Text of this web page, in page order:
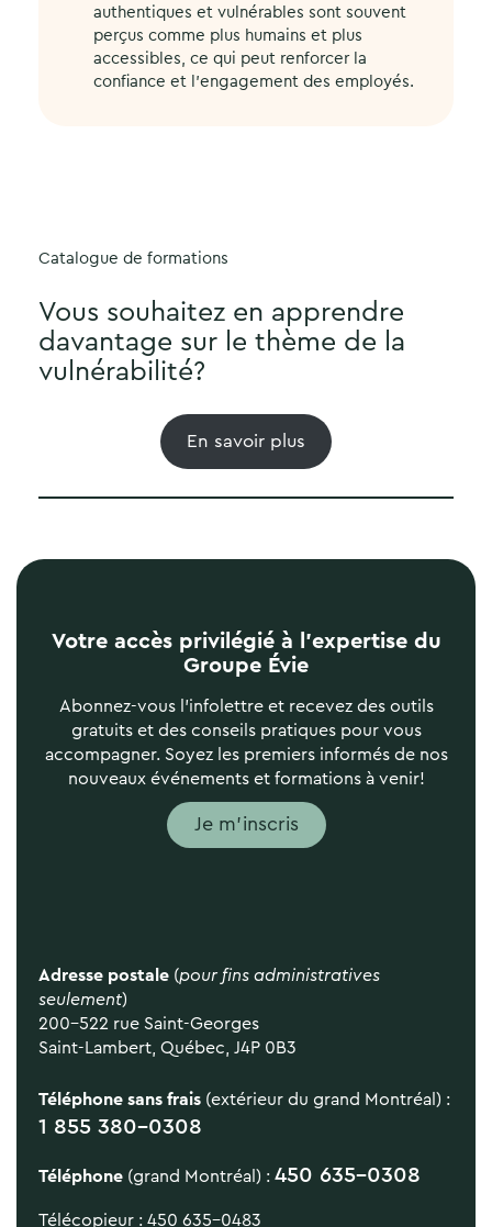
authentiques et vulnérables sont souvent
perçus comme plus humains et plus
accessibles, ce qui peut renforcer la
confiance et l’engagement des employés.
Catalogue de formations
Vous souhaitez en apprendre
davantage sur le thème de la
vulnérabilité?
En savoir plus
Adresse postale (pour fins administratives
seulement)
200-522 rue Saint-Georges
Saint-Lambert, Québec, J4P 0B3
Téléphone sans frais (extérieur du grand Montréal) :
1 855 380-0308
Téléphone (grand Montréal) : 450 635-0308
Télécopieur : 450 635-0483
Votre accès privilégié à l’expertise du
Groupe Évie
Abonnez-vous l’infolettre et recevez des outils
gratuits et des conseils pratiques pour vous
accompagner. Soyez les premiers informés de nos
nouveaux événements et formations à venir!
Je m'inscris